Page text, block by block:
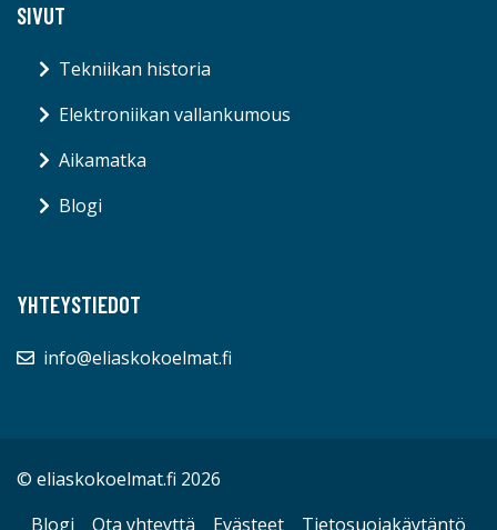
SIVUT
Tekniikan historia
Elektroniikan vallankumous
Aikamatka
Blogi
YHTEYSTIEDOT
info@eliaskokoelmat.fi
© eliaskokoelmat.fi 2026
Blogi
Ota yhteyttä Evästeet Tietosuojakäytäntö